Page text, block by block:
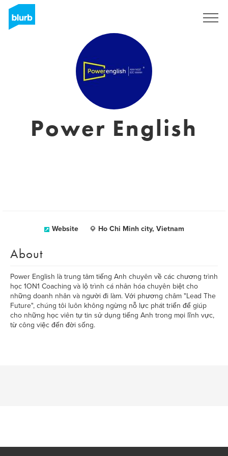
Power English
Website Ho Chi Minh city, Vietnam
About
Power English là trung tâm tiếng Anh chuyên về các chương trình
học 1ON1 Coaching và lộ trình cá nhân hóa chuyên biệt cho
những doanh nhân và người đi làm. Với phương châm "Lead The
Future", chúng tôi luôn không ngừng nỗ lực phát triển để giúp
cho những học viên tự tin sử dụng tiếng Anh trong mọi lĩnh vực,
từ công việc đến đời sống.